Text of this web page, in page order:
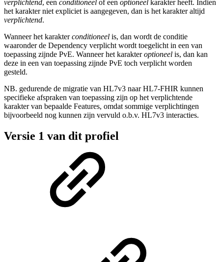
verplichtend, een conditioneel of een optioneel karakter heeft. Indien
het karakter niet expliciet is aangegeven, dan is het karakter altijd
verplichtend.
Wanneer het karakterconditioneel is, dan wordt de conditie
waaronder de Dependency verplicht wordt toegelicht in een van
toepassing zijnde PvE. Wanneer het karakteroptioneel is, dan kan
deze in een van toepassing zijnde PvE toch verplicht worden
gesteld.
NB. gedurende de migratie van HL7v3 naar HL7-FHIR kunnen
specifieke afspraken van toepassing zijn op het verplichtende
karakter van bepaalde Features, omdat sommige verplichtingen
bijvoorbeeld nog kunnen zijn vervuld o.b.v. HL7v3 interacties.
Versie 1 van dit profiel